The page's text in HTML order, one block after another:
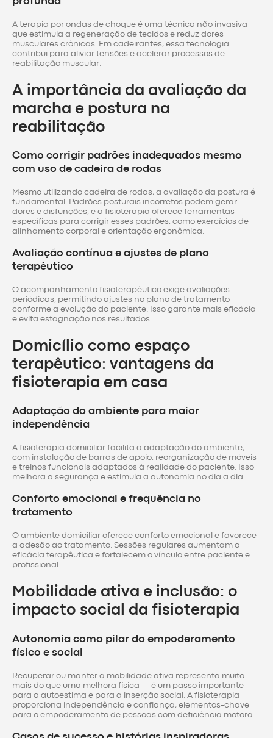
A terapia por ondas de choque é uma técnica não invasiva
que estimula a regeneração de tecidos e reduz dores
musculares crônicas. Em cadeirantes, essa tecnologia
contribui para aliviar tensões e acelerar processos de
reabilitação muscular.
A importância da avaliação da
marcha e postura na
reabilitação
Como corrigir padrões inadequados mesmo
com uso de cadeira de rodas
Mesmo utilizando cadeira de rodas, a avaliação da postura é
fundamental. Padrões posturais incorretos podem gerar
dores e disfunções, e a fisioterapia oferece ferramentas
específicas para corrigir esses padrões, como exercícios de
alinhamento corporal e orientação ergonômica.
Avaliação contínua e ajustes de plano
terapêutico
O acompanhamento fisioterapêutico exige avaliações
periódicas, permitindo ajustes no plano de tratamento
conforme a evolução do paciente. Isso garante mais eficácia
e evita estagnação nos resultados.
Domicílio como espaço
terapêutico: vantagens da
fisioterapia em casa
Adaptação do ambiente para maior
independência
A fisioterapia domiciliar facilita a adaptação do ambiente,
com instalação de barras de apoio, reorganização de móveis
e treinos funcionais adaptados à realidade do paciente. Isso
melhora a segurança e estimula a autonomia no dia a dia.
Conforto emocional e frequência no
tratamento
O ambiente domiciliar oferece conforto emocional e favorece
a adesão ao tratamento. Sessões regulares aumentam a
eficácia terapêutica e fortalecem o vínculo entre paciente e
profissional.
Mobilidade ativa e inclusão: o
impacto social da fisioterapia
Autonomia como pilar do empoderamento
físico e social
Recuperar ou manter a mobilidade ativa representa muito
mais do que uma melhora física — é um passo importante
para a autoestima e para a inserção social. A fisioterapia
proporciona independência e confiança, elementos-chave
para o empoderamento de pessoas com deficiência motora.